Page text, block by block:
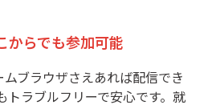
からでも参加可能
ブラウザさえあれば配信でき
トラブルフリーで安心です。就